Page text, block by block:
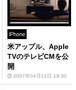
iPhone
米アップル、Apple
TVのテレビCMを公
開
2007年04月11日 19:30